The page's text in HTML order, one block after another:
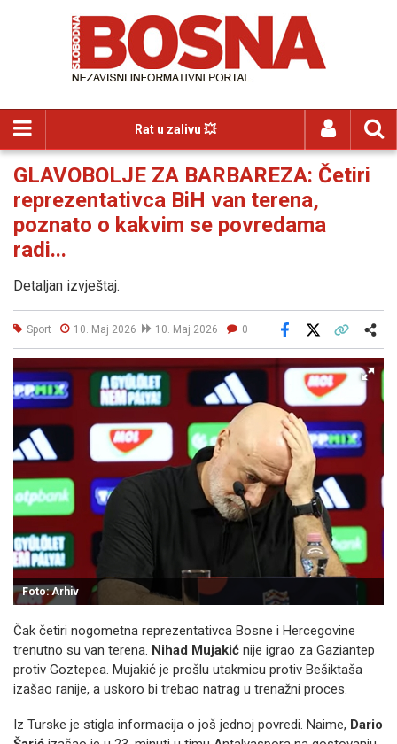
Rat u zalivu 💥
GLAVOBOLJE ZA BARBAREZA: Četiri
reprezentativca BiH van terena,
poznato o kakvim se povredama
radi...
Detaljan izvještaj.
Sport 10. Maj 2026 10. Maj 2026 0
Facebook
Foto: Arhiv
Čak četiri nogometna reprezentativca Bosne i Hercegovine
trenutno su van terena. Nihad Mujakić nije igrao za Gaziantep
protiv Goztepea. Mujakić je prošlu utakmicu protiv Bešiktaša
izašao ranije, a uskoro bi trebao natrag u trenažni proces.
Iz Turske je stigla informacija o još jednoj povredi. Naime, Dario